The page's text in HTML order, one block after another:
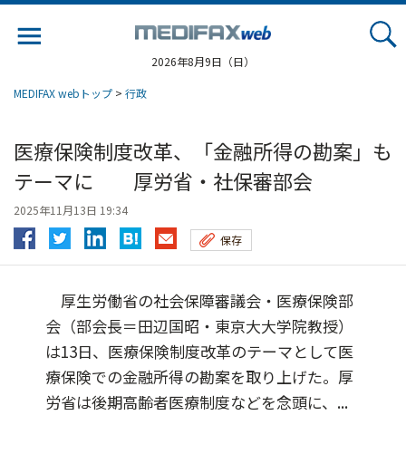
2026年8月9日（日）
MEDIFAX webトップ > 行政
医療保険制度改革、「金融所得の勘案」も
テーマに 厚労省・社保審部会
2025年11月13日 19:34
保存
厚生労働省の社会保障審議会・医療保険部
会（部会長＝田辺国昭・東京大大学院教授）
は13日、医療保険制度改革のテーマとして医
療保険での金融所得の勘案を取り上げた。厚
労省は後期高齢者医療制度などを念頭に、...